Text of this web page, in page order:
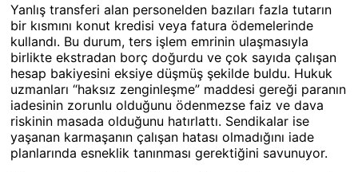
Yanlış transferi alan personelden bazıları fazla tutarın
bir kısmını konut kredisi veya fatura ödemelerinde
kullandı. Bu durum, ters işlem emrinin ulaşmasıyla
birlikte ekstradan borç doğurdu ve çok sayıda çalışan
hesap bakiyesini eksiye düşmüş şekilde buldu. Hukuk
uzmanları “haksız zenginleşme” maddesi gereği paranın
iadesinin zorunlu olduğunu ödenmezse faiz ve dava
riskinin masada olduğunu hatırlattı. Sendikalar ise
yaşanan karmaşanın çalışan hatası olmadığını iade
planlarında esneklik tanınması gerektiğini savunuyor.